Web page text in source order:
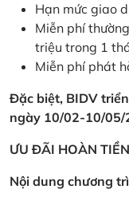
Hạn mức giao
Miễn phí
triệu trong 1
Miễn phí phát
Đặc biệt, BIDV
ngày 10/02-10/05/
ƯU ĐÃI HOÀN TIỀN
Nội dung chương